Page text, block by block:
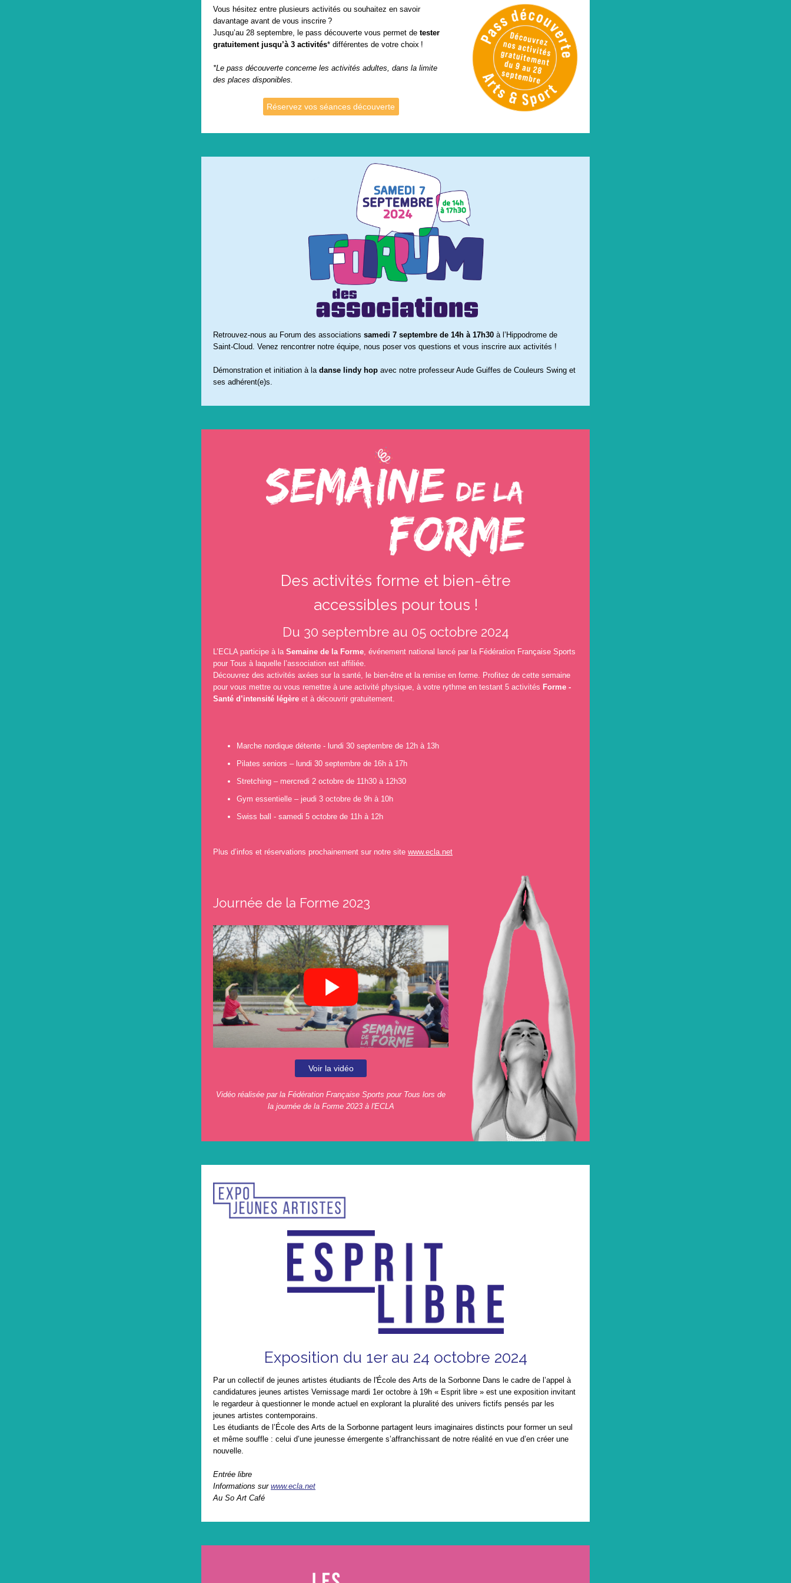
Vous hésitez entre plusieurs activités ou souhaitez en savoir
davantage avant de vous inscrire ?
Jusqu’au 28 septembre, le pass découverte vous permet de tester
gratuitement jusqu’à 3 activités* différentes de votre choix !
*Le pass découverte concerne les activités adultes, dans la limite
des places disponibles.
Réservez vos séances découverte
Retrouvez-nous au Forum des associations samedi 7 septembre de 14h à 17h30 à l’Hippodrome de
Saint-Cloud. Venez rencontrer notre équipe, nous poser vos questions et vous inscrire aux activités !
Démonstration et initiation à la danse lindy hop avec notre professeur Aude Guiffes de Couleurs Swing et
ses adhérent(e)s.
Des activités forme et bien-être
accessibles pour tous !
Du 30 septembre au 05 octobre 2024
L’ECLA participe à la Semaine de la Forme, événement national lancé par la Fédération Française Sports
pour Tous à laquelle l’association est affiliée.
Découvrez des activités axées sur la santé, le bien-être et la remise en forme. Profitez de cette semaine
pour vous mettre ou vous remettre à une activité physique, à votre rythme en testant 5 activités Forme -
Santé d’intensité légère et à découvrir gratuitement.
Marche nordique détente - lundi 30 septembre de 12h à 13h
Pilates seniors – lundi 30 septembre de 16h à 17h
Stretching – mercredi 2 octobre de 11h30 à 12h30
Gym essentielle – jeudi 3 octobre de 9h à 10h
Swiss ball - samedi 5 octobre de 11h à 12h
Plus d’infos et réservations prochainement sur notre site www.ecla.net
Journée de la Forme 2023
Voir la vidéo
Vidéo réalisée par la Fédération Française Sports pour Tous lors de
la journée de la Forme 2023 à l'ECLA
Exposition du 1er au 24 octobre 2024
Par un collectif de jeunes artistes étudiants de l'École des Arts de la Sorbonne Dans le cadre de l’appel à
candidatures jeunes artistes Vernissage mardi 1er octobre à 19h « Esprit libre » est une exposition invitant
le regardeur à questionner le monde actuel en explorant la pluralité des univers fictifs pensés par les
jeunes artistes contemporains.
Les étudiants de l’École des Arts de la Sorbonne partagent leurs imaginaires distincts pour former un seul
et même souffle : celui d’une jeunesse émergente s’affranchissant de notre réalité en vue d’en créer une
nouvelle.
Entrée libre
Informations sur www.ecla.net
Au So Art Café